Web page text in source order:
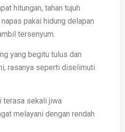
hitungan, tahan tujuh
pakai hidung delapan
tersenyum.
yang begitu tulus dan
rasanya seperti diselimuti
terasa sekali jiwa
melayani dengan rendah